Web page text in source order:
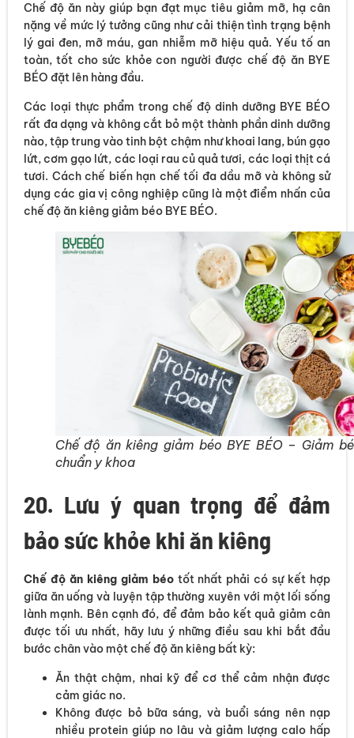
Chế độ ăn này giúp bạn đạt mục tiêu giảm mỡ, hạ cân
nặng về mức lý tưởng cũng như cải thiện tình trạng bệnh
lý gai đen, mỡ máu, gan nhiễm mỡ hiệu quả. Yếu tố an
toàn, tốt cho sức khỏe con người được chế độ ăn BYE
BÉO đặt lên hàng đầu.
Các loại thực phẩm trong chế độ dinh dưỡng BYE BÉO
rất đa dạng và không cắt bỏ một thành phần dinh dưỡng
nào, tập trung vào tinh bột chậm như khoai lang, bún gạo
lứt, cơm gạo lứt, các loại rau củ quả tươi, các loại thịt cá
tươi. Cách chế biến hạn chế tối đa dầu mỡ và không sử
dụng các gia vị công nghiệp cũng là một điểm nhấn của
chế độ ăn kiêng giảm béo BYE BÉO.
Chế độ ăn kiêng giảm béo BYE BÉO – Giảm
chuẩn y khoa
20. Lưu ý quan trọng để đảm
bảo sức khỏe khi ăn kiêng
Chế độ ăn kiêng giảm béotốt nhất phải có sự kết hợp
giữa ăn uống và luyện tập thường xuyên với một lối sống
lành mạnh. Bên cạnh đó, để đảm bảo kết quả giảm cân
được tối ưu nhất, hãy lưu ý những điều sau khi bắt đầu
bước chân vào một chế độ ăn kiêng bất kỳ:
Ăn thật chậm, nhai kỹ để cơ thể cảm nhận được
cảm giác no.
Không được bỏ bữa sáng, và buổi sáng nên nạp
nhiều protein giúp no lâu và giảm lượng calo hấp